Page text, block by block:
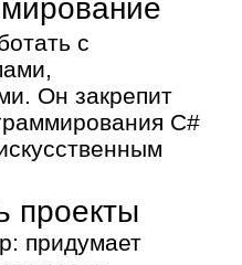
IT-
роли,
разные точки
Эти навыки
в школе,